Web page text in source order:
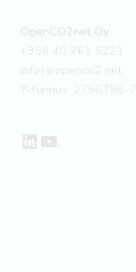
OpenCO2net Oy
+358 40 761 5221
info(a)openco2.net
Y-tunnus: 2796796-7
LinkedIn
YouTube